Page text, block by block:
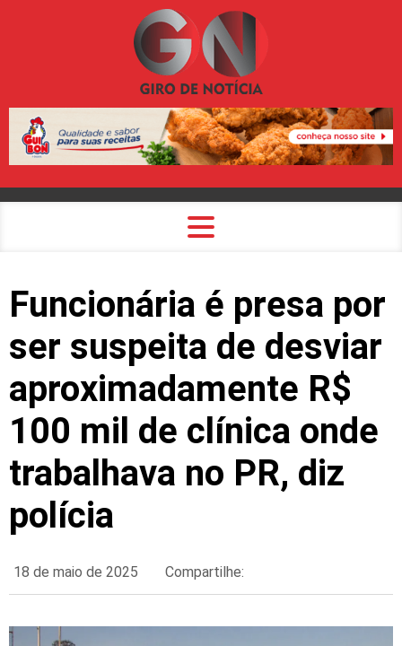
Funcionária é presa por
ser suspeita de desviar
aproximadamente R$
100 mil de clínica onde
trabalhava no PR, diz
polícia
18 de maio de 2025 Compartilhe: